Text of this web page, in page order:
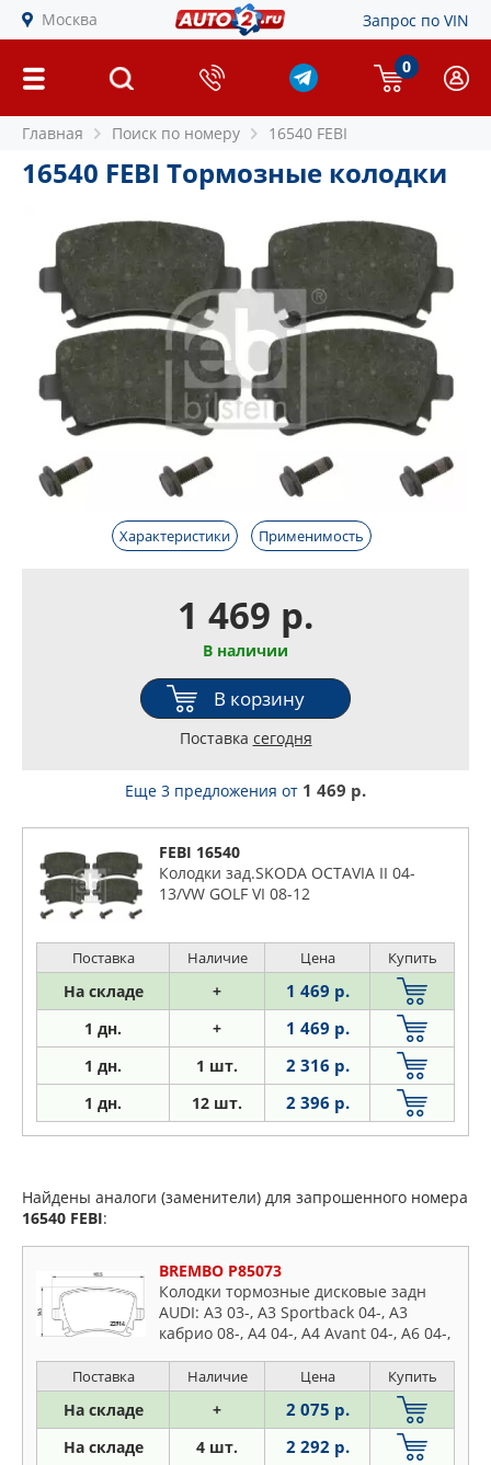
Москва Запрос по VIN
0
Главная Поиск по номеру 16540 FEBI
16540 FEBI Тормозные колодки
Характеристики Применимость
1 469 р.
В наличии
В корзину
Поставка сегодня
Еще 3 предложения от 1 469 р.
FEBI 16540
Колодки зад.SKODA OCTAVIA II 04-
13/VW GOLF VI 08-12
Поставка Наличие Цена Купить
На складе + 1 469 р.
1 дн. + 1 469 р.
1 дн. 1 шт. 2 316 р.
1 дн. 12 шт. 2 396 р.
Найдены аналоги (заменители) для запрошенного номера
16540 FEBI:
BREMBO P85073
Колодки тормозные дисковые задн
AUDI: A3 03-, A3 Sportback 04-, A3
кабрио 08-, A4 04-, A4 Avant 04-, A6 04-,
Roadster 07-, SKODA:
Поставка Наличие Цена Купить
На складе + 2 075 р.
На складе 4 шт. 2 292 р.